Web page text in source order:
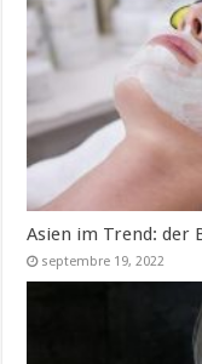
Asien im Trend: der
septembre 19, 2022